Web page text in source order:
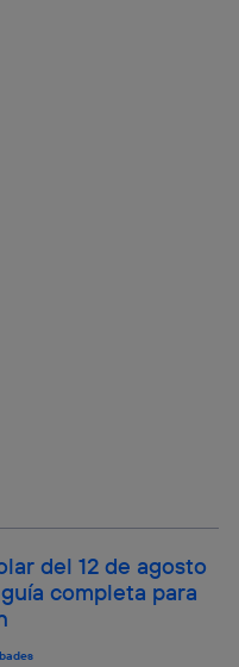
del 12 de agosto
completa para